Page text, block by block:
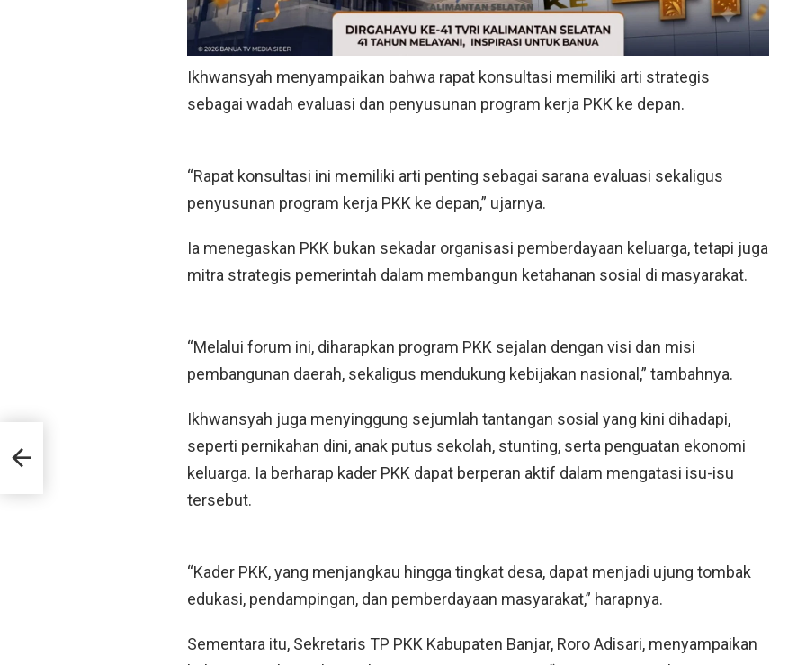
Ikhwansyah menyampaikan bahwa rapat konsultasi memiliki arti strategis
sebagai wadah evaluasi dan penyusunan program kerja PKK ke depan.
“Rapat konsultasi ini memiliki arti penting sebagai sarana evaluasi sekaligus
penyusunan program kerja PKK ke depan,” ujarnya.
Ia menegaskan PKK bukan sekadar organisasi pemberdayaan keluarga, tetapi juga
mitra strategis pemerintah dalam membangun ketahanan sosial di masyarakat.
“Melalui forum ini, diharapkan program PKK sejalan dengan visi dan misi
pembangunan daerah, sekaligus mendukung kebijakan nasional,” tambahnya.
Ikhwansyah juga menyinggung sejumlah tantangan sosial yang kini dihadapi,
seperti pernikahan dini, anak putus sekolah, stunting, serta penguatan ekonomi
keluarga. Ia berharap kader PKK dapat berperan aktif dalam mengatasi isu-isu
tersebut.
“Kader PKK, yang menjangkau hingga tingkat desa, dapat menjadi ujung tombak
edukasi, pendampingan, dan pemberdayaan masyarakat,” harapnya.
Sementara itu, Sekretaris TP PKK Kabupaten Banjar, Roro Adisari, menyampaikan